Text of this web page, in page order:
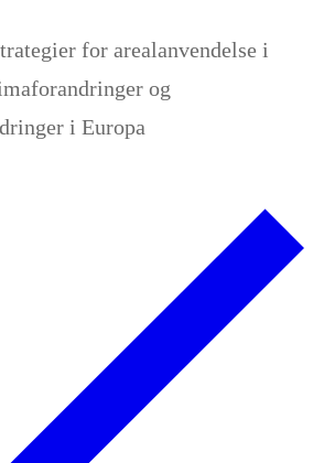
for arealanvendelse i
og
i Europa